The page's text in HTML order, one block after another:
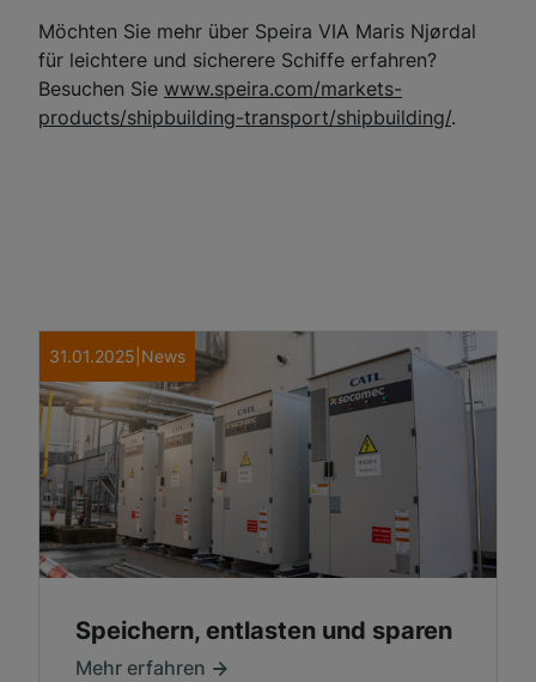
Möchten Sie mehr über Speira VIA Maris Njørdal
für leichtere und sicherere Schiffe erfahren?
Besuchen Sie www.speira.com/markets-
products/shipbuilding-transport/shipbuilding/.
31.01.2025 News
Speichern, entlasten und sparen
Mehr erfahren